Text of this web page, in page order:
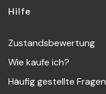
Hilfe
Zustandsbewertung
Wie kaufe ich?
Häufig gestellte Fragen